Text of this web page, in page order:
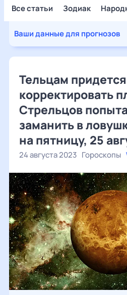
Все статьи Зодиак
Ваши данные для прогнозов
Тельцам придется
корректировать
Стрельцов
заманить в
на пятницу, 25
24 августа 2023 Гороскопы